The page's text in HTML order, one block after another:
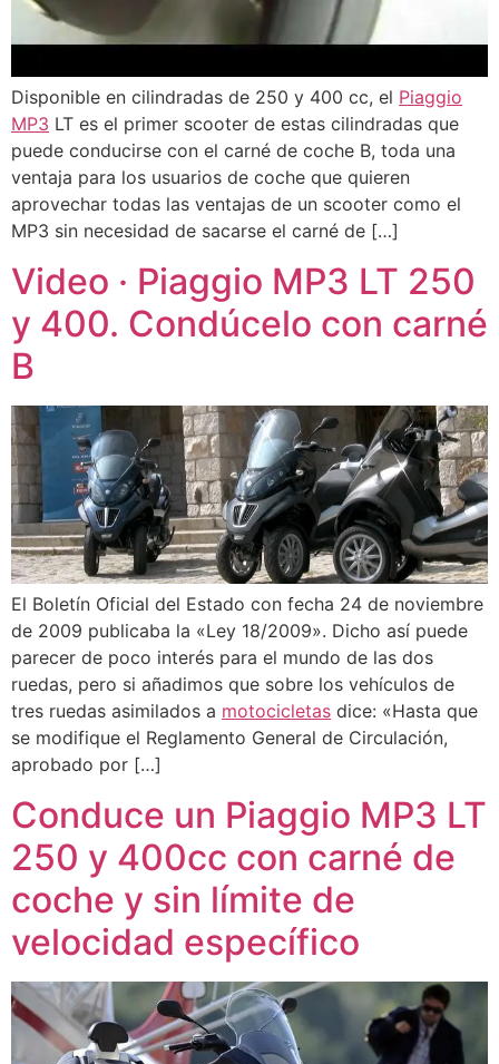
Disponible en cilindradas de 250 y 400 cc, el Piaggio
MP3 LT es el primer scooter de estas cilindradas que
puede conducirse con el carné de coche B, toda una
ventaja para los usuarios de coche que quieren
aprovechar todas las ventajas de un scooter como el
MP3 sin necesidad de sacarse el carné de […]
Video · Piaggio MP3 LT 250
y 400. Condúcelo con carné
B
El Boletín Oficial del Estado con fecha 24 de noviembre
de 2009 publicaba la «Ley 18/2009». Dicho así puede
parecer de poco interés para el mundo de las dos
ruedas, pero si añadimos que sobre los vehículos de
tres ruedas asimilados a motocicletas dice: «Hasta que
se modifique el Reglamento General de Circulación,
aprobado por […]
Conduce un Piaggio MP3 LT
250 y 400cc con carné de
coche y sin límite de
velocidad específico